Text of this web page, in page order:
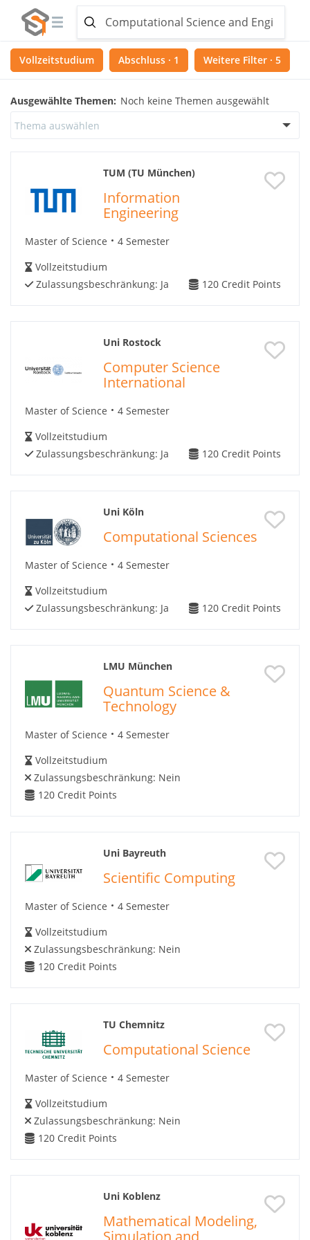
Vollzeitstudium Abschluss · 1 Weitere Filter · 5
Ausgewählte Themen: Noch keine Themen ausgewählt
Thema auswählen
TUM (TU München)
Information
Engineering
Master of Science
4 Semester
Vollzeitstudium
Zulassungsbeschränkung: Ja 120 Credit Points
Uni Rostock
Computer Science
International
Master of Science
4 Semester
Vollzeitstudium
Zulassungsbeschränkung: Ja 120 Credit Points
Uni Köln
Computational Sciences
Master of Science
4 Semester
Vollzeitstudium
Zulassungsbeschränkung: Ja 120 Credit Points
LMU München
Quantum Science &
Technology
Master of Science
4 Semester
Vollzeitstudium
Zulassungsbeschränkung: Nein
120 Credit Points
Uni Bayreuth
Scientific Computing
Master of Science
4 Semester
Vollzeitstudium
Zulassungsbeschränkung: Nein
120 Credit Points
TU Chemnitz
Computational Science
Master of Science
4 Semester
Vollzeitstudium
Zulassungsbeschränkung: Nein
120 Credit Points
Uni Koblenz
Mathematical Modeling,
Simulation and